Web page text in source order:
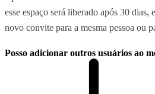
esse espaço será liberado após 30 dias,
novo convite para a mesma pessoa ou
Posso adicionar outros usuários ao